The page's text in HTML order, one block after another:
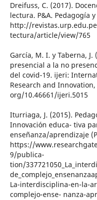
Dreifuss, C. (2017).
lectura. P&A. Pedagogía
http://
tectura/article/view/765
García, M. I. y Taberna,
presencial a la no
del covid-19. ijeri:
Research and
org/10.46661/ijeri.5015
Iturriaga, J. (2015).
Innovación educa- tiva
enseñanza/aprendizaje
https://
9/publica-
tion/
La-interdisciplina-en-la-
complejo-ense- nanza-